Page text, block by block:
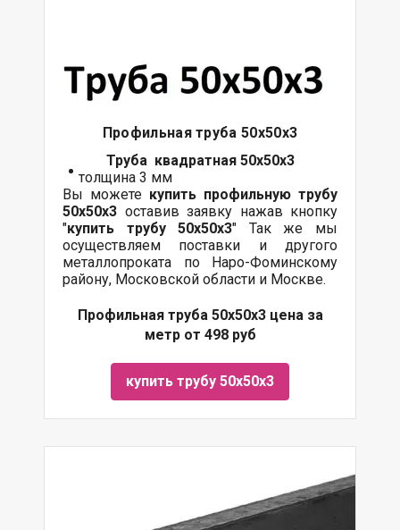
Профильная труба 50х50х3
Труба квадратная 50х50х3
толщина 3 мм
Вы можете купить профильную трубу
50х50х3 оставив заявку нажав кнопку
"купить трубу50х50х3" Так же мы
осуществляем поставки и другого
металлопроката по Наро-Фоминскому
району, Московской области и Москве.
Профильная труба 50х50х3 цена за
метр от 498 руб
купить трубу 50х50х3